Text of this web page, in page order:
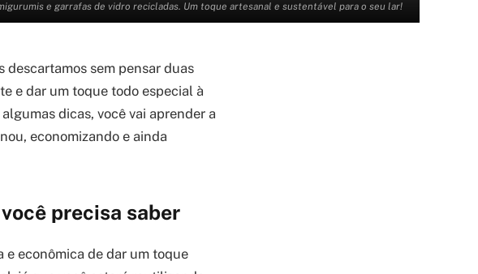
e garrafas de vidro recicladas. Um toque artesanal e sustentável para o seu lar!
descartamos sem pensar duas
e dar um toque todo especial à
dicas, você vai aprender a
economizando e ainda
precisa saber
e econômica de dar um toque